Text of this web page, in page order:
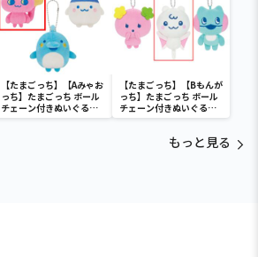
【たまごっち】【Aみゃお
っち】たまごっち ボール
チェーン付きぬいぐるみ
～Tamagotchi
【たまごっち】【Bもんが
っち】たまごっち ボール
チェーン付きぬいぐるみ
～Tamagotchi
もっと見る